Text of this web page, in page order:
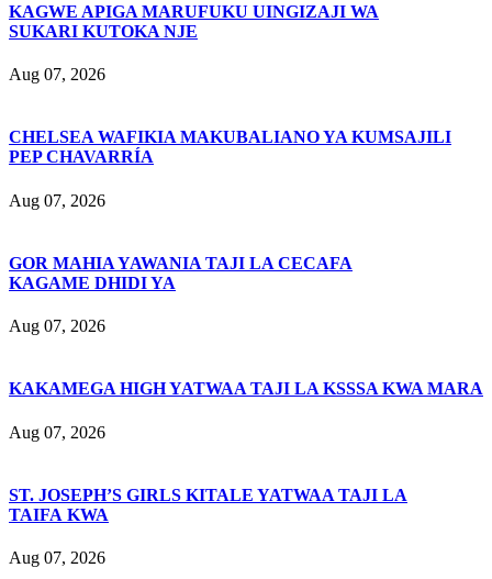
KAGWE APIGA MARUFUKU UINGIZAJI WA
SUKARI KUTOKA NJE
Aug 07, 2026
CHELSEA WAFIKIA MAKUBALIANO YA KUMSAJILI
PEP CHAVARRÍA
Aug 07, 2026
GOR MAHIA YAWANIA TAJI LA CECAFA
KAGAME DHIDI YA
Aug 07, 2026
KAKAMEGA HIGH YATWAA TAJI LA KSSSA KWA MARA
Aug 07, 2026
ST. JOSEPH’S GIRLS KITALE YATWAA TAJI LA
TAIFA KWA
Aug 07, 2026